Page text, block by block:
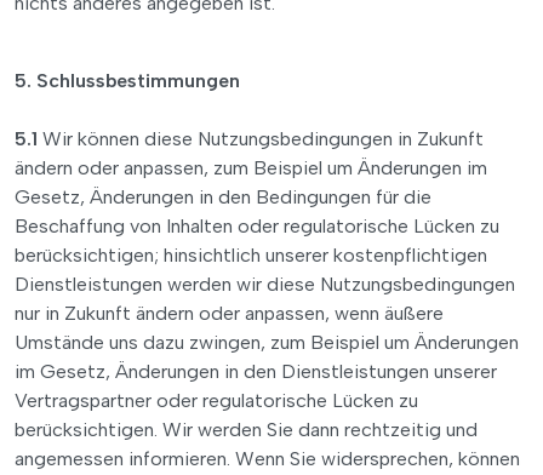
5. Schlussbestimmungen
5.1 Wir können diese Nutzungsbedingungen in Zukunft
ändern oder anpassen, zum Beispiel um Änderungen im
Gesetz, Änderungen in den Bedingungen für die
Beschaffung von Inhalten oder regulatorische Lücken zu
berücksichtigen; hinsichtlich unserer kostenpflichtigen
Dienstleistungen werden wir diese Nutzungsbedingungen
nur in Zukunft ändern oder anpassen, wenn äußere
Umstände uns dazu zwingen, zum Beispiel um Änderungen
im Gesetz, Änderungen in den Dienstleistungen unserer
Vertragspartner oder regulatorische Lücken zu
berücksichtigen. Wir werden Sie dann rechtzeitig und
angemessen informieren. Wenn Sie widersprechen, können